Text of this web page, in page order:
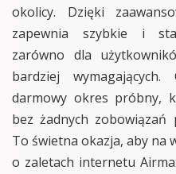
okolicy. Dzięki
zapewnia szybkie i
zarówno dla
bardziej
darmowy okres próbny,
bez żadnych zobowiązań
To świetna okazja, aby na
o zaletach internetu